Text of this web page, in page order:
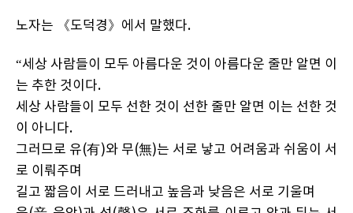
노자는 《도덕경》에서 말했다.
“세상 사람들이 모두 아름다운 것이 아름다운 줄만 알면 이
는 추한 것이다.
세상 사람들이 모두 선한 것이 선한 줄만 알면 이는 선한 것
이 아니다.
그러므로 유(有)와 무(無)는 서로 낳고 어려움과 쉬움이 서
로 이뤄주며
길고 짧음이 서로 드러내고 높음과 낮음은 서로 기울며